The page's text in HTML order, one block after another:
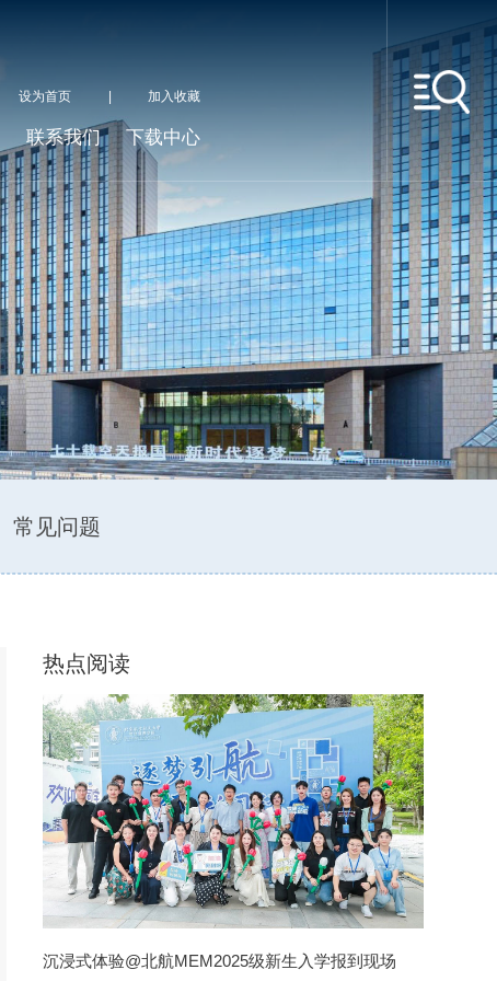
设为首页 | 加入收藏
联系我们 下载中心
常见问题
热点阅读
沉浸式体验@北航MEM2025级新生入学报到现场